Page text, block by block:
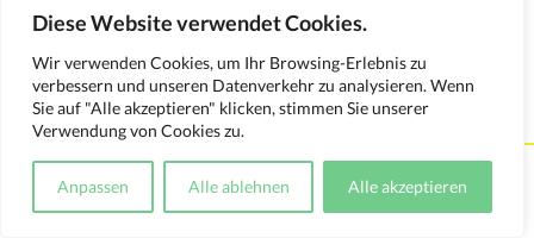
Diese Website verwendet Cookies.
Wir verwenden Cookies, um Ihr Browsing-Erlebnis zu
verbessern und unseren Datenverkehr zu analysieren. Wenn
Sie auf "Alle akzeptieren" klicken, stimmen Sie unserer
Verwendung von Cookies zu.
Anpassen Alle ablehnen Alle akzeptieren
Kontakt Impressum Datenschutzerklärung
Medienverwendungsnachweis